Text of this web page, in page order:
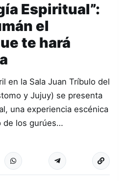
Espiritual”:
el
te hará
en la Sala Juan Tríbulo del
y Jujuy) se presenta
una experiencia escénica
de los gurúes…
Más